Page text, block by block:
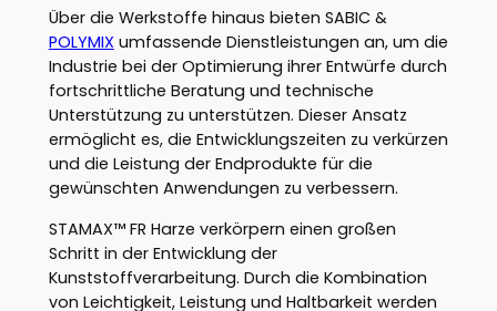
Über die Werkstoffe hinaus bieten SABIC &
POLYMIX umfassende Dienstleistungen an, um die
Industrie bei der Optimierung ihrer Entwürfe durch
fortschrittliche Beratung und technische
Unterstützung zu unterstützen. Dieser Ansatz
ermöglicht es, die Entwicklungszeiten zu verkürzen
und die Leistung der Endprodukte für die
gewünschten Anwendungen zu verbessern.
STAMAX™ FR Harze verkörpern einen großen
Schritt in der Entwicklung der
Kunststoffverarbeitung. Durch die Kombination
von Leichtigkeit, Leistung und Haltbarkeit werden